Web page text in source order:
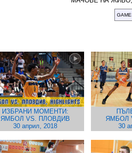
ИЗБРАНИ МОМЕНТИ:
ЯМБОЛ VS. ПЛОВДИВ
30 април, 2018
ЯМБОЛ
30